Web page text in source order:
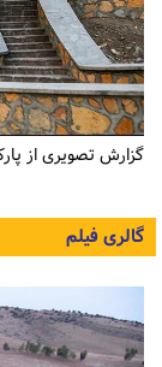
گزارش تصویری از
گالری فیلم